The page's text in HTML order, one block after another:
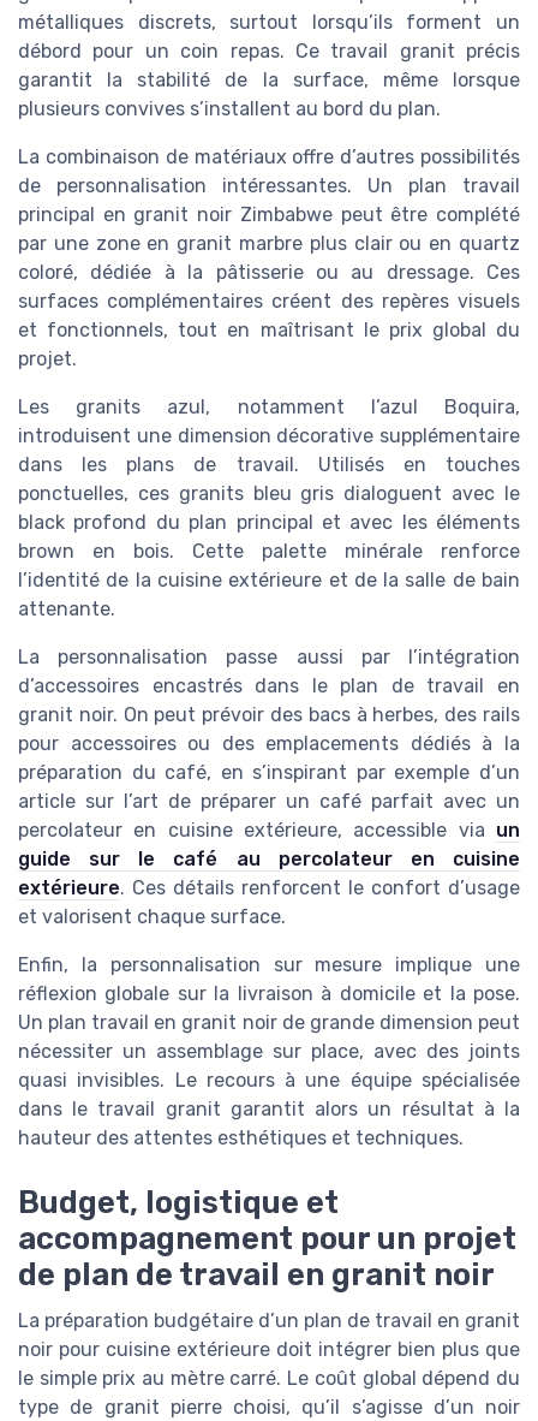
métalliques discrets, surtout lorsqu’ils forment un
débord pour un coin repas. Ce travail granit précis
garantit la stabilité de la surface, même lorsque
plusieurs convives s’installent au bord du plan.
La combinaison de matériaux offre d’autres possibilités
de personnalisation intéressantes. Un plan travail
principal en granit noir Zimbabwe peut être complété
par une zone en granit marbre plus clair ou en quartz
coloré, dédiée à la pâtisserie ou au dressage. Ces
surfaces complémentaires créent des repères visuels
et fonctionnels, tout en maîtrisant le prix global du
projet.
Les granits azul, notamment l’azul Boquira,
introduisent une dimension décorative supplémentaire
dans les plans de travail. Utilisés en touches
ponctuelles, ces granits bleu gris dialoguent avec le
black profond du plan principal et avec les éléments
brown en bois. Cette palette minérale renforce
l’identité de la cuisine extérieure et de la salle de bain
attenante.
La personnalisation passe aussi par l’intégration
d’accessoires encastrés dans le plan de travail en
granit noir. On peut prévoir des bacs à herbes, des rails
pour accessoires ou des emplacements dédiés à la
préparation du café, en s’inspirant par exemple d’un
article sur l’art de préparer un café parfait avec un
percolateur en cuisine extérieure, accessible via un
guide sur le café au percolateur en cuisine
extérieure. Ces détails renforcent le confort d’usage
et valorisent chaque surface.
Enfin, la personnalisation sur mesure implique une
réflexion globale sur la livraison à domicile et la pose.
Un plan travail en granit noir de grande dimension peut
nécessiter un assemblage sur place, avec des joints
quasi invisibles. Le recours à une équipe spécialisée
dans le travail granit garantit alors un résultat à la
hauteur des attentes esthétiques et techniques.
Budget, logistique et
accompagnement pour un projet
de plan de travail en granit noir
La préparation budgétaire d’un plan de travail en granit
noir pour cuisine extérieure doit intégrer bien plus que
le simple prix au mètre carré. Le coût global dépend du
type de granit pierre choisi, qu’il s’agisse d’un noir